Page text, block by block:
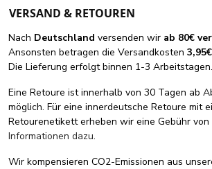
VERSAND & RETOUREN
Nach Deutschland versenden wir ab 80€
Ansonsten betragen die Versandkosten
Die Lieferung erfolgt binnen 1-3 Arbeitstagen.
Eine Retoure ist innerhalb von 30 Tagen ab
möglich. Für eine innerdeutsche Retoure mit
Retourenetikett erheben wir eine Gebühr von
Informationen dazu.
Wir kompensieren CO2-Emissionen aus